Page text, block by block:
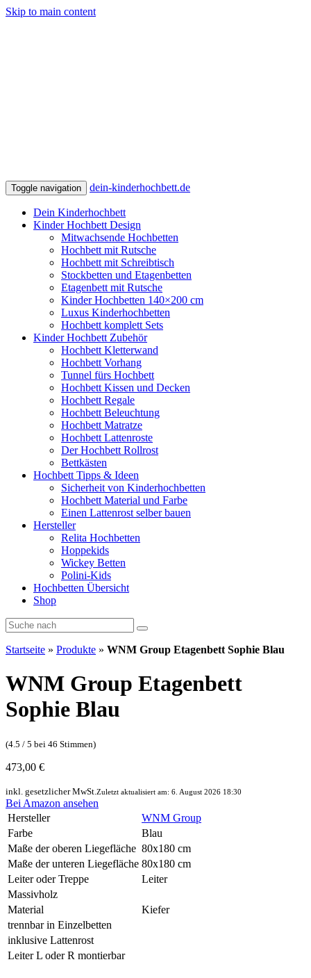
Skip to main content
Toggle navigation dein-kinderhochbett.de
Dein Kinderhochbett
Kinder Hochbett Design
Mitwachsende Hochbetten
Hochbett mit Rutsche
Hochbett mit Schreibtisch
Stockbetten und Etagenbetten
Etagenbett mit Rutsche
Kinder Hochbetten 140×200 cm
Luxus Kinderhochbetten
Hochbett komplett Sets
Kinder Hochbett Zubehör
Hochbett Kletterwand
Hochbett Vorhang
Tunnel fürs Hochbett
Hochbett Kissen und Decken
Hochbett Regale
Hochbett Beleuchtung
Hochbett Matratze
Hochbett Lattenroste
Der Hochbett Rollrost
Bettkästen
Hochbett Tipps & Ideen
Sicherheit von Kinderhochbetten
Hochbett Material und Farbe
Einen Lattenrost selber bauen
Hersteller
Relita Hochbetten
Hoppekids
Wickey Betten
Polini-Kids
Hochbetten Übersicht
Shop
Startseite » Produkte » WNM Group Etagenbett Sophie Blau
WNM Group Etagenbett
Sophie Blau
(4.5 / 5 bei 46 Stimmen)
473,00 €
inkl. gesetzlicher MwSt. Zuletzt aktualisiert am: 6. August 2026 18:30
Bei Amazon ansehen
Hersteller
WNM Group
Farbe
Blau
Maße der oberen Liegefläche 80x180 cm
Maße der unteren Liegefläche 80x180 cm
Leiter oder Treppe
Leiter
Massivholz
Material
Kiefer
trennbar in Einzelbetten
inklusive Lattenrost
Leiter L oder R montierbar